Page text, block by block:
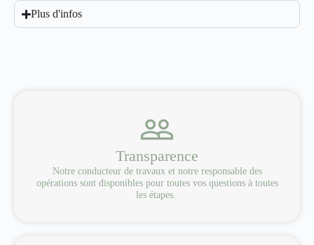
Plus d'infos
Transparence
Notre conducteur de travaux et notre responsable des
opérations sont disponibles pour toutes vos questions à toutes
les étapes.